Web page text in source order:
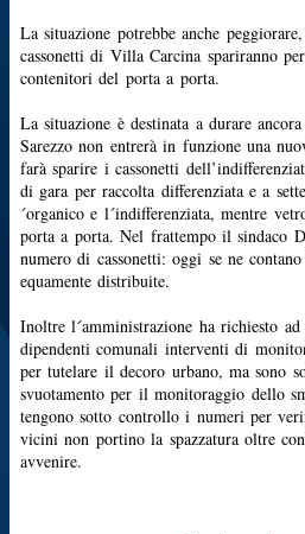
La situazione potrebbe anche
cassonetti di Villa Carcina spariranno
contenitori del porta a porta.
La situazione è destinata a durare
Sarezzo non entrerà in funzione una
farà sparire i cassonetti
di gara per raccolta differenziata e a
´organico e l´indifferenziata, mentre
porta a porta. Nel frattempo il sindaco
numero di cassonetti: oggi se ne
equamente distribuite.
Inoltre l´amministrazione ha richiesto
dipendenti comunali interventi di
per tutelare il decoro urbano, ma sono
svuotamento per il monitoraggio dello
tengono sotto controllo i numeri per
vicini non portino la spazzatura oltre
avvenire.